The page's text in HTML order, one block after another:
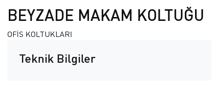
BEYZADE MAKAM KOLTUĞU
OFİS KOLTUKLARI
Teknik Bilgiler